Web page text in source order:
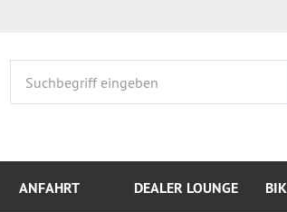
ANFAHRT DEALER LOUNGE